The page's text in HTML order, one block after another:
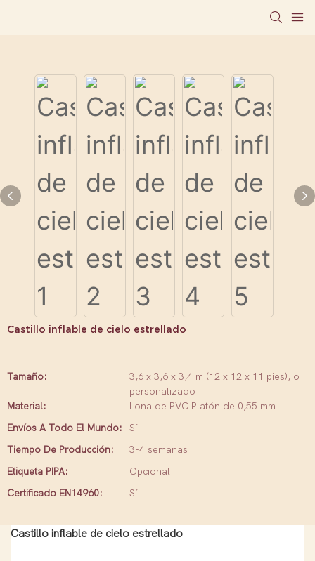
Castillo inflable de cielo estrellado
Tamaño:
3,6 x 3,6 x 3,4 m (12 x 12 x 11 pies), o
personalizado
Material:
Lona de PVC Platón de 0,55 mm
Envíos A Todo El Mundo:
Sí
Tiempo De Producción:
3-4 semanas
Etiqueta PIPA:
Opcional
Certificado EN14960:
Sí
Castillo inflable de cielo estrellado